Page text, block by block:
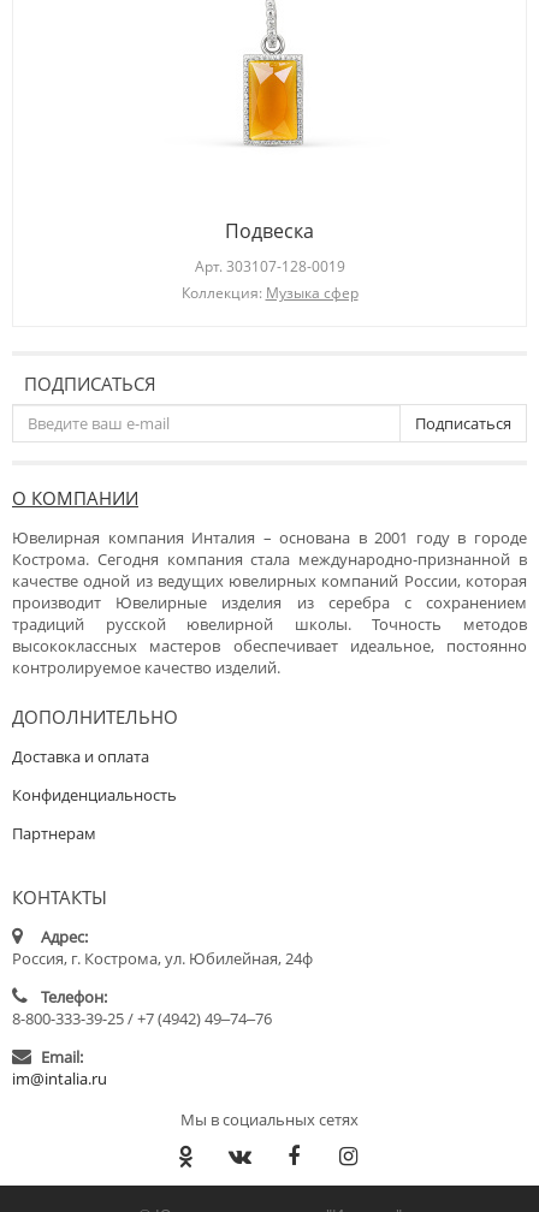
Подвеска
Арт. 303107-128-0019
Коллекция: Музыка сфер
ПОДПИСАТЬСЯ
Подписаться
О КОМПАНИИ
Ювелирная компания Инталия – основана в 2001 году в городе
Кострома. Сегодня компания стала международно-признанной в
качестве одной из ведущих ювелирных компаний России, которая
производит Ювелирные изделия из серебра с сохранением
традиций русской ювелирной школы. Точность методов
высококлассных мастеров обеспечивает идеальное, постоянно
контролируемое качество изделий.
ДОПОЛНИТЕЛЬНО
Доставка и оплата
Конфиденциальность
Партнерам
КОНТАКТЫ
Адрес:
Россия, г. Кострома, ул. Юбилейная, 24ф
Телефон:
8-800-333-39-25 / +7 (4942) 49‒74‒76
Email:
im@intalia.ru
Мы в социальных сетях